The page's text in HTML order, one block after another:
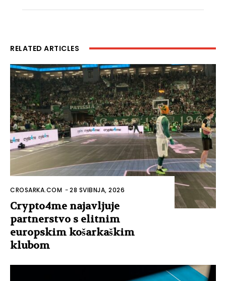
RELATED ARTICLES
CROSARKA.COM -28 SVIBNJA, 2026
Crypto4me najavljuje
partnerstvo s elitnim
europskim košarkaškim
klubom